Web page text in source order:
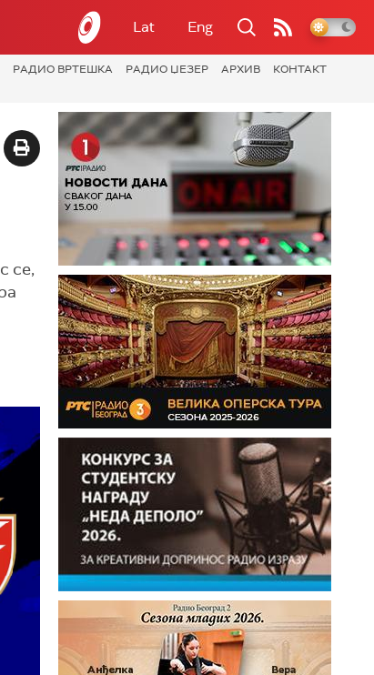
Lat Eng
РАДИО ВРТЕШКА РАДИО ЏЕЗЕР АРХИВ
КОНТАКТ
се,